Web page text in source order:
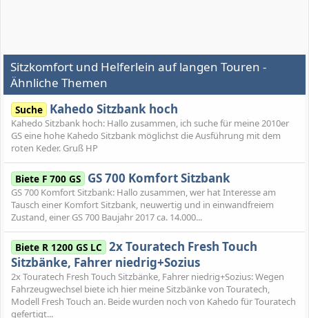
Sitzkomfort und Helferlein auf langen Touren -
Ähnliche Themen
Suche Kahedo Sitzbank hoch
Kahedo Sitzbank hoch: Hallo zusammen, ich suche für meine 2010er
GS eine hohe Kahedo Sitzbank möglichst die Ausführung mit dem
roten Keder. Gruß HP
Biete F 700 GS GS 700 Komfort Sitzbank
GS 700 Komfort Sitzbank: Hallo zusammen, wer hat Interesse am
Tausch einer Komfort Sitzbank, neuwertig und in einwandfreiem
Zustand, einer GS 700 Baujahr 2017 ca. 14.000...
Biete R 1200 GS LC 2x Touratech Fresh Touch
Sitzbänke, Fahrer niedrig+Sozius
2x Touratech Fresh Touch Sitzbänke, Fahrer niedrig+Sozius: Wegen
Fahrzeugwechsel biete ich hier meine Sitzbänke von Touratech,
Modell Fresh Touch an. Beide wurden noch von Kahedo für Touratech
gefertigt...